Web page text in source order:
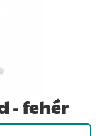
- fehér